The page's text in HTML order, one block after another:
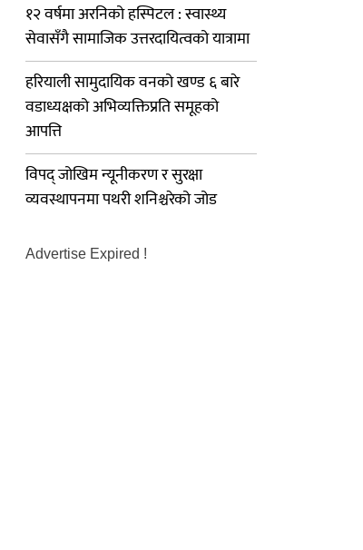
१२ वर्षमा अरनिको हस्पिटल : स्वास्थ्य
सेवासँगै सामाजिक उत्तरदायित्वको यात्रामा
हरियाली सामुदायिक वनको खण्ड ६ बारे
वडाध्यक्षको अभिव्यक्तिप्रति समूहको
आपत्ति
विपद् जोखिम न्यूनीकरण र सुरक्षा
व्यवस्थापनमा पथरी शनिश्चरेको जोड
Advertise Expired !